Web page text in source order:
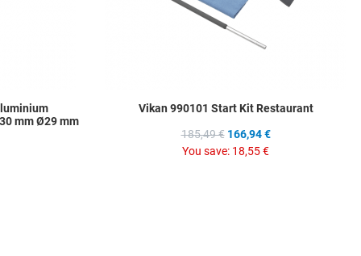
mm Ø29 mm
Vikan 990101 Start Kit Restaurant
185,49 € 166,94 €
You save: 18,55 €